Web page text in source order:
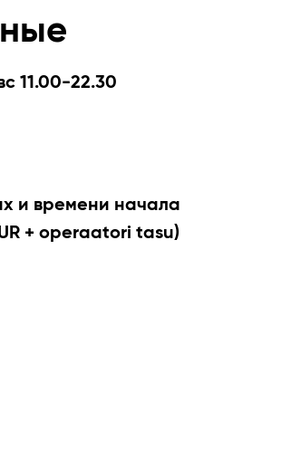
11.00-22.30
и времени начала
+ operaatori tasu)